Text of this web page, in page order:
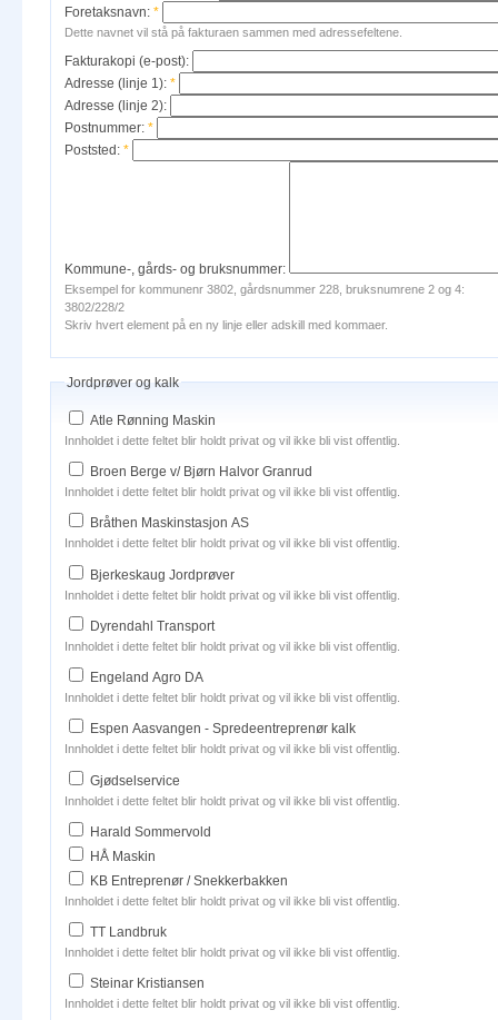
Foretaksnavn: *
Dette navnet vil stå på fakturaen sammen med adressefeltene.
Fakturakopi (e-post):
Adresse (linje 1): *
Adresse (linje 2):
Postnummer: *
Poststed: *
Kommune-, gårds- og bruksnummer:
Eksempel for kommunenr 3802, gårdsnummer 228, bruksnumrene 2 og 4:
3802/228/2
Skriv hvert element på en ny linje eller adskill med kommaer.
Jordprøver og kalk
Atle Rønning Maskin
Innholdet i dette feltet blir holdt privat og vil ikke bli vist offentlig.
Broen Berge v/ Bjørn Halvor Granrud
Innholdet i dette feltet blir holdt privat og vil ikke bli vist offentlig.
Bråthen Maskinstasjon AS
Innholdet i dette feltet blir holdt privat og vil ikke bli vist offentlig.
Bjerkeskaug Jordprøver
Innholdet i dette feltet blir holdt privat og vil ikke bli vist offentlig.
Dyrendahl Transport
Innholdet i dette feltet blir holdt privat og vil ikke bli vist offentlig.
Engeland Agro DA
Innholdet i dette feltet blir holdt privat og vil ikke bli vist offentlig.
Espen Aasvangen - Spredeentreprenør kalk
Innholdet i dette feltet blir holdt privat og vil ikke bli vist offentlig.
Gjødselservice
Innholdet i dette feltet blir holdt privat og vil ikke bli vist offentlig.
Harald Sommervold
HÅ Maskin
KB Entreprenør / Snekkerbakken
Innholdet i dette feltet blir holdt privat og vil ikke bli vist offentlig.
TT Landbruk
Innholdet i dette feltet blir holdt privat og vil ikke bli vist offentlig.
Steinar Kristiansen
Innholdet i dette feltet blir holdt privat og vil ikke bli vist offentlig.